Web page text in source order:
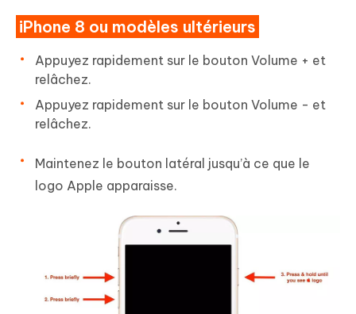
iPhone 8 ou modèles ultérieurs
Appuyez rapidement sur le bouton Volume + et
relâchez.
Appuyez rapidement sur le bouton Volume - et
relâchez.
Maintenez le bouton latéral jusqu’à ce que le
logo Apple apparaisse.